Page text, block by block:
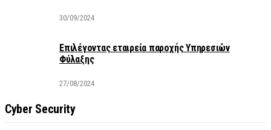
30/09/2024
Επιλέγοντας εταιρεία παροχής Υπηρεσιών
Φύλαξης
27/08/2024
Cyber Security